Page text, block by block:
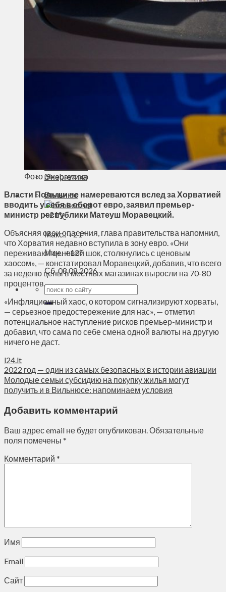
ЛК рекомендует
Сеньорам
Образование
Приграничье
Ищу семью
Духовное пространство
Технологии
Энергетика
Вильнюс
+21°C
Макс.:+21°
Мин.:+12°
Сб, 08.08.2026
Фото pixabay.com
Власти Польши не намереваются вслед за Хорватией
вводить у себя в оборот евро, заявил премьер-
министр республики Матеуш Моравецкий.
Объясняя свои опасения, глава правительства напомнил,
что Хорватия недавно вступила в зону евро. «Они
переживают ценовой шок, столкнулись с ценовым
хаосом», — констатировал Моравецкий, добавив, что всего
за неделю цены в местных магазинах выросли на 70-80
процентов.
«Инфляционный хаос, о котором сигнализируют хорваты,
— серьезное предостережение для нас», — отметил
потенциальное наступление рисков премьер-министр и
добавил, что сама по себе смена одной валюты на другую
ничего не даст.
l24.lt
2022 год — один из самых безопасных в истории авиации
Молодые семьи субсидию на покупку жилья могут
получить и в Вильнюсе: напоминаем условия
Добавить комментарий
Ваш адрес email не будет опубликован.Обязательные
поля помечены *
Комментарий *
Имя
Email
Сайт